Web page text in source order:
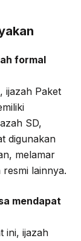
formal
ijazah Paket
SD,
digunakan
melamar
lainnya.
mendapat
ini, ijazah